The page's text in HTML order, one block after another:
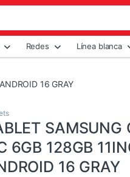
Redes Línea blanca
16 GRAY
SAMSUNG
6GB 128GB
16 GRAY